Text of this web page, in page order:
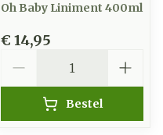
Oh Baby Liniment 400ml
€ 14,95
Bestel